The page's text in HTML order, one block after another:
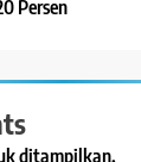
Persen
ditampilkan.